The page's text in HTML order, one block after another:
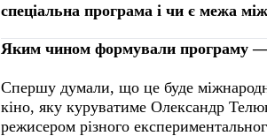
спеціальна програма і чи є межа
Яким чином формували програму —
Спершу думали, що це буде
кіно, яку куруватиме Олександр
режисером різного